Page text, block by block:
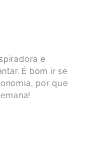
e
É bom ir se
por que